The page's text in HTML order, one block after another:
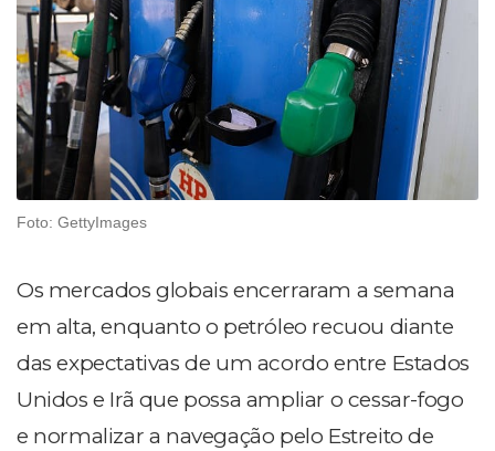
Foto: GettyImages
Os mercados globais encerraram a semana
em alta, enquanto o petróleo recuou diante
das expectativas de um acordo entre Estados
Unidos e Irã que possa ampliar o cessar-fogo
e normalizar a navegação pelo Estreito de